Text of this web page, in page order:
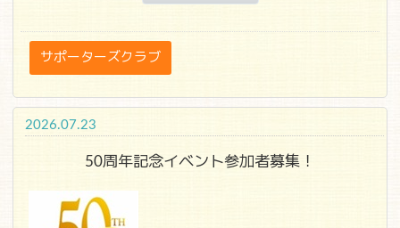
サポーターズクラブ
2026.07.23
50周年記念イベント参加者募集！